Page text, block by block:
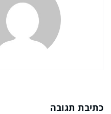
כתיבת תגובה